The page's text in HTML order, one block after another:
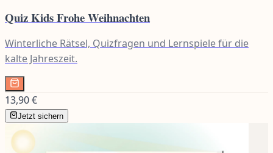
Quiz Kids Frohe Weihnachten
Winterliche Rätsel, Quizfragen und Lernspiele für die
kalte Jahreszeit.
13,90 €
Jetzt sichern